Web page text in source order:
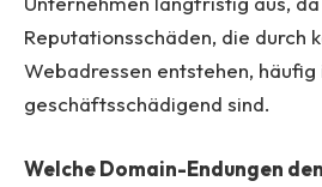
Reputationsschäden, die durch
Webadressen entstehen,
geschäftsschädigend sind.
Welche Domain-Endungen